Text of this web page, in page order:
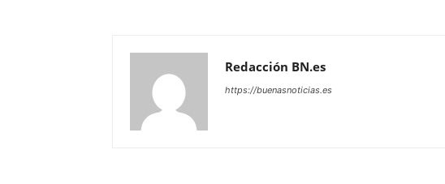
Redacción BN.es
https://buenasnoticias.es